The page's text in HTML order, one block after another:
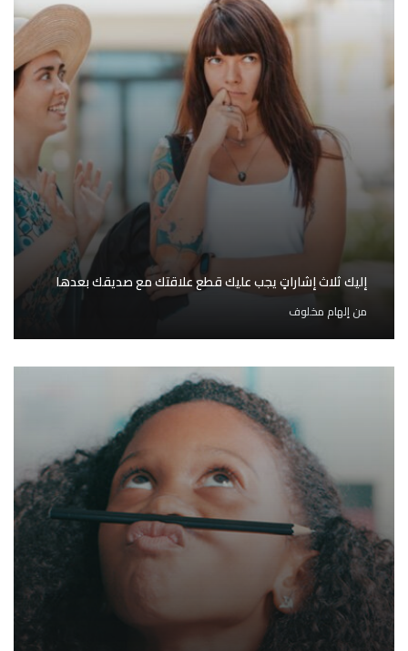
إليك ثلاث إشاراتٍ يجب عليك قطع علاقتك مع صديقك بعدها
منإلهام مخلوف